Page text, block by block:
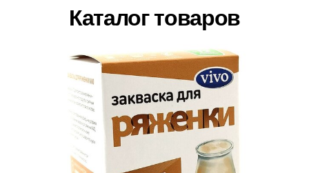
Каталог товаров